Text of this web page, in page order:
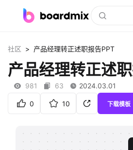
社区资源
下载
社区 > 产品经理转正述职报告PPT
产品经理转正述
981 63 2024.03.01
0 10 下载模板